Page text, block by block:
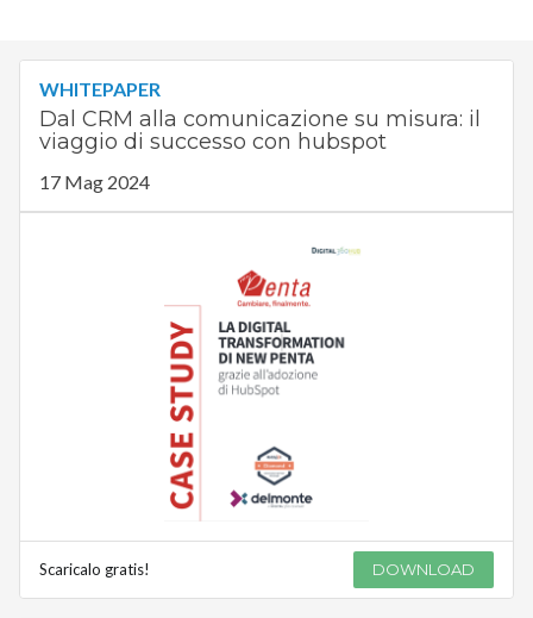
WHITEPAPER
Dal CRM alla comunicazione su misura: il
viaggio di successo con hubspot
17 Mag 2024
Scaricalo gratis! DOWNLOAD